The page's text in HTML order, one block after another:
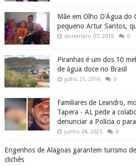
Mãe em Olho D'Água do
pequeno Artur Santos,
dezembro 07, 2016 0
Piranhas é um dos 10
de água doce no Brasil
julho 21, 2016 0
Familiares de Leandro,
Tapera - AL pede a
denunciar a Polícia o
junho 04, 2025 0
Engenhos de Alagoas garantem turismo
clichês